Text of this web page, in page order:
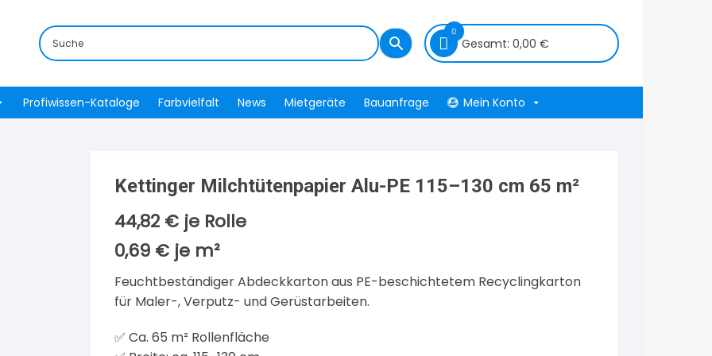
0
Gesamt: 0,00 €
Profiwissen-Kataloge Farbvielfalt News Mietgeräte Bauanfrage Mein Konto
Kettinger Milchtütenpapier Alu-PE 115–130 cm 65 m²
44,82 € je Rolle
0,69 € je m²
Feuchtbeständiger Abdeckkarton aus PE-beschichtetem Recyclingkarton
für Maler-, Verputz- und Gerüstarbeiten.
✅ Ca. 65 m² Rollenfläche